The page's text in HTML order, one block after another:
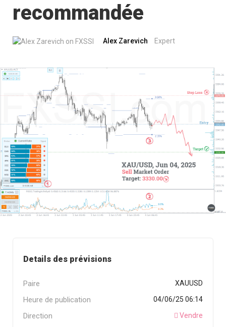
recommandée
Alex Zarevich Expert
Details des prévisions
Paire XAUUSD
Heure de publication 04/06/25 06:14
Direction Vendre